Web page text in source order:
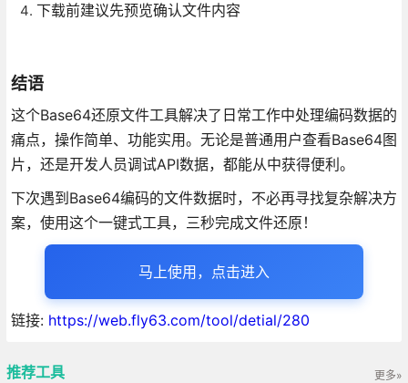
下载前建议先预览确认文件内容
结语
这个Base64还原文件工具解决了日常工作中处理编码数据的
痛点，操作简单、功能实用。无论是普通用户查看Base64图
片，还是开发人员调试API数据，都能从中获得便利。
下次遇到Base64编码的文件数据时，不必再寻找复杂解决方
案，使用这个一键式工具，三秒完成文件还原！
马上使用，点击进入
链接: https://web.fly63.com/tool/detial/280
推荐工具 更多»